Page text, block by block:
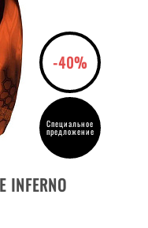
-40%
Специальное
предложение
INFERNO